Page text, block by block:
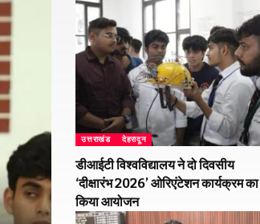
उत्तराखंड देहरादून
डीआईटी विश्वविद्यालय ने दो दिवसीय
‘दीक्षारंभ 2026’ ओरिएंटेशन कार्यक्रम का
किया आयोजन